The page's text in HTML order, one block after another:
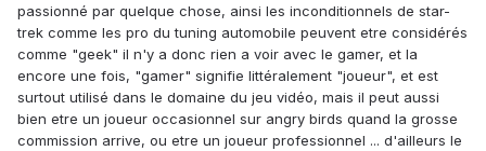
passionné par quelque chose, ainsi les inconditionnels de star-
trek comme les pro du tuning automobile peuvent etre considérés
comme "geek" il n'y a donc rien a voir avec le gamer, et la
encore une fois, "gamer" signifie littéralement "joueur", et est
surtout utilisé dans le domaine du jeu vidéo, mais il peut aussi
bien etre un joueur occasionnel sur angry birds quand la grosse
commission arrive, ou etre un joueur professionnel ... d'ailleurs le